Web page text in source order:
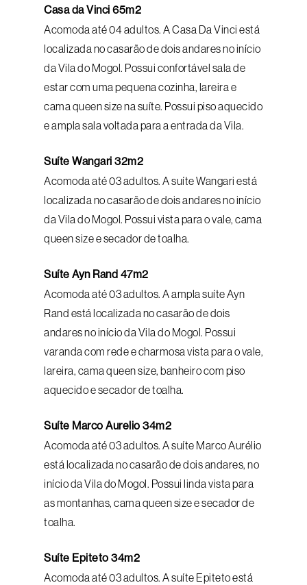
Casa da Vinci 65m2
Acomoda até 04 adultos. A Casa Da Vinci está
localizada no casarão de dois andares no início
da Vila do Mogol. Possui confortável sala de
estar com uma pequena cozinha, lareira e
cama queen size na suíte. Possui piso aquecido
e ampla sala voltada para a entrada da Vila.
Suíte Wangari 32m2
Acomoda até 03 adultos. A suíte Wangari está
localizada no casarão de dois andares no início
da Vila do Mogol. Possui vista para o vale, cama
queen size e secador de toalha.
Suíte Ayn Rand 47m2
Acomoda até 03 adultos. A ampla suíte Ayn
Rand está localizada no casarão de dois
andares no início da Vila do Mogol. Possui
varanda com rede e charmosa vista para o vale,
lareira, cama queen size, banheiro com piso
aquecido e secador de toalha.
Suíte Marco Aurelio 34m2
Acomoda até 03 adultos. A suíte Marco Aurélio
está localizada no casarão de dois andares, no
início da Vila do Mogol. Possui linda vista para
as montanhas, cama queen size e secador de
toalha.
Suíte Epiteto 34m2
Acomoda até 03 adultos. A suíte Epiteto está